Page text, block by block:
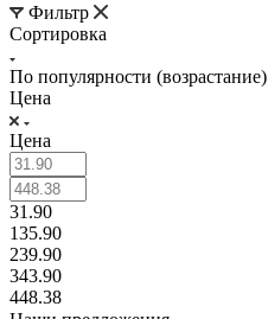
Фильтр
Сортировка
По популярности (возрастание)
Цена
Цена
31.90
135.90
239.90
343.90
448.38